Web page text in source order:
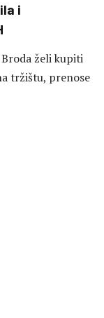
i
želi kupiti
tržištu, prenose